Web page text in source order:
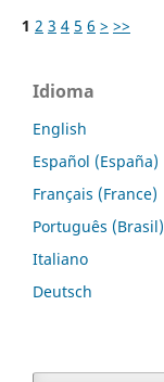
1 2 3 4 5 6 > >>
Idioma
English
Español (España)
Français (France)
Português (Brasil)
Italiano
Deutsch